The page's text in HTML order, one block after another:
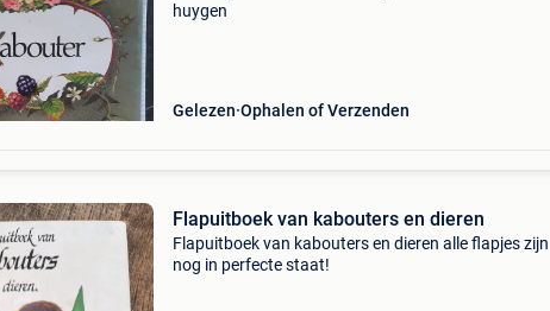
huygen
Gelezen Ophalen of Verzenden
Flapuitboek van kabouters en dieren
Flapuitboek van kabouters en dieren alle flapjes zijn
nog in perfecte staat!